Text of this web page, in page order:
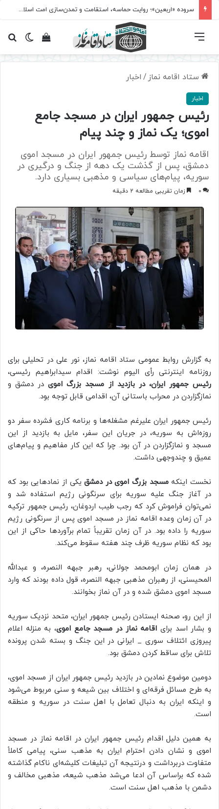
سروده‌ «اربعین»؛ روایت حماسه، استقامت و تمدن‌سازی امت اسلامی
تغییرمشاهده فهرست
ستاد اقامه نماز / اخبار
اخبار
رئیس جمهور ایران در مسجد جامع
اموی؛ یک نماز و چند پیام
اقامه نماز توسط رئیس جمهور ایران در مسجد اموی
دمشق، پس از گذشت یک دهه از جنگ و درگیری در
سوریه، پیام‌های سیاسی و مذهبی بسیاری دارد.
0 زمان تقریبی مطالعه 2 دقیقه
به گزارش روابط عمومی ستاد اقامه نماز، نور علی در تحلیلی برای
روزنامه اینترنتی رأی الیوم نوشت: اقدام سیدابراهیم رئیسی،
رئیس جمهور ایران، در بازدید از مسجد بزرگ امویدر دمشق و
نمازگزاردن در محراب باستانی آن، اقدامی قابل توجه بود.
رئیس جمهور ایران علیرغم مشغله‌ها و برنامه کاری فشرده‌ سفر دو
روزه‌اش به سوریه، در جریان این سفر، مایل به بازدید از این
مسجد و نمازگزاردن در آن بود. چرا که این کار مفاهیم و پیام‌های
عمیق و چندوجهی داشت.
نخست اینکهمسجد بزرگ اموی در دمشقیکی از نمادهایی بود که
در آغاز جنگ علیه سوریه برای سرنگونی رژیم استفاده شد و
نمی‌توان فراموش کرد که رجب طیب اردوغان، رئیس جمهور ترکیه
در آن زمان وعده اقامه نماز در مسجد اموی پس از سرنگونی رژیم
سوریه را داده بود. در آن زمان تقریباً تمام برآوردها حاکی از این
بود که نظام سوریه ظرف چند هفته سقوط می‌کند.
در همان زمان ابومحمد جولانی، رهبر جبهه النصره، و عبدالله
المحیسنی، از رهبران مذهبی جبهه النصره، قول داده بودند که وارد
مسجد اموی دمشق شده و در آن نماز بخوانند.
از این رو، صحنه ایستادن رئیس جمهور ایران، متحد نزدیک سوریه
و بشار اسد برای اقامه نماز در مسجد جامع اموی، به منزله اعلام
پیروزی ائتلاف سوری _ ایرانی در این جنگ و بسته شدن پرونده
تلاش‌ برای ساقط کردن دمشق بود.
دومین موضوع نمادین در بازدید رئیس جمهور ایران از مسجد اموی،
به طرح مسائل فرقه‌ای و اختلاف بین شیعه و سنی مربوط می‌شود
و اینکه ایران به دنبال تعامل با اهل سنت در سوریه و منطقه
است.
به همین دلیل اقدام رئیس جمهور ایران در اقامه نماز در مسجد
اموی و نشان دادن احترام ایران به مذهب سنی، پیامی کاملاً
متفاوت دربرداشت و درنتیجه آن تبلیغات کلیشه‌ای ناکام گذاشته
شده که براساس آن ادعا می‌شد مذهب شیعه، مذهبی مخالف و
دشمن با مذهب اهل سنت است.